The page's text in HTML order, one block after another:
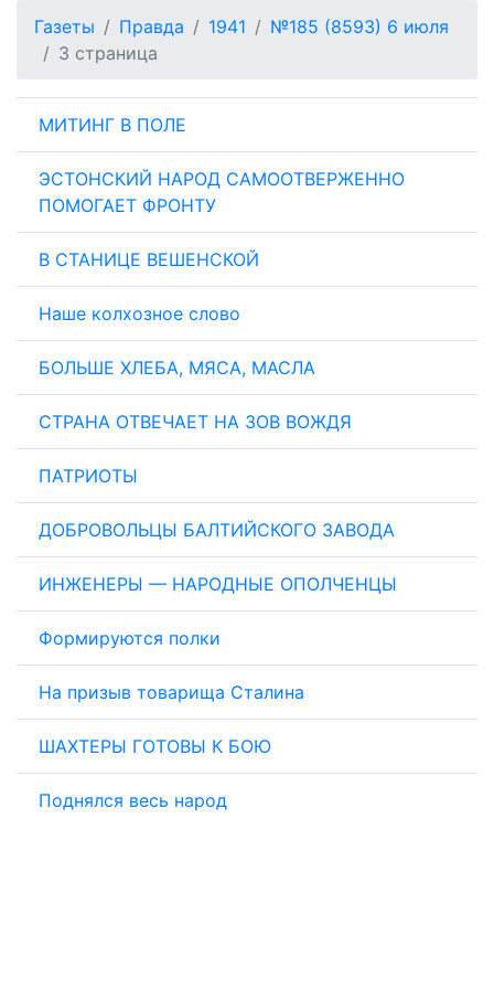
Газеты Правда 1941
№185 (8593) 6 июля
3 страница
МИТИНГ В ПОЛЕ
ЭСТОНСКИЙ НАРОД САМООТВЕРЖЕННО
ПОМОГАЕТ ФРОНТУ
В СТАНИЦЕ ВЕШЕНСКОЙ
Наше колхозное слово
БОЛЬШЕ ХЛЕБА, МЯСА, МАСЛА
СТРАНА ОТВЕЧАЕТ НА ЗОВ ВОЖДЯ
ПАТРИОТЫ
ДОБРОВОЛЬЦЫ БАЛТИЙСКОГО ЗАВОДА
ИНЖЕНЕРЫ — НАРОДНЫЕ ОПОЛЧЕНЦЫ
Формируются полки
На призыв товарища Сталина
ШАХТЕРЫ ГОТОВЫ К БОЮ
Поднялся весь народ